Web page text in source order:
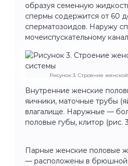
образуя семенную
спермы содержится от 60
сперматозоидов. Наружу
мочеиспускательному
Рисунок 3. Строение
Внутренние женские
яичники, маточные трубы
влагалище. Наружные —
половые губы, клитор (рис.
Парные женские половые
— расположены в брюшной